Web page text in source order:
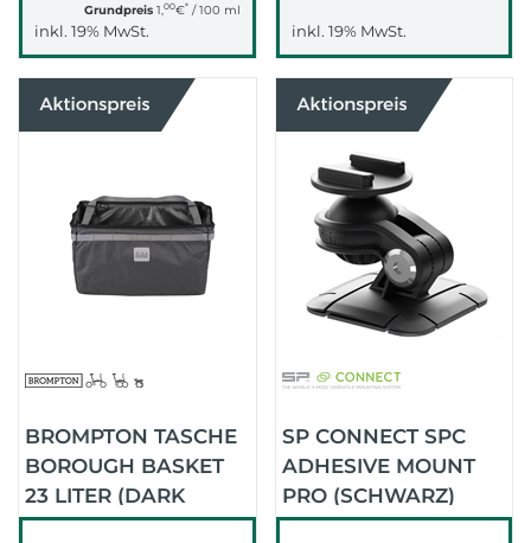
Grundpreis 1,00€*/ 100 ml
inkl. 19% MwSt. inkl. 19% MwSt.
BROMPTON TASCHE
BOROUGH BASKET
23 LITER (DARK
GREY)
SP CONNECT SPC
ADHESIVE MOUNT
PRO (SCHWARZ)